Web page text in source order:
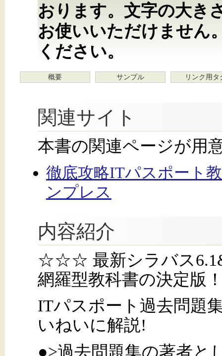
おります。文字の大き
お使いいただけません
ください。
概要 サンプル リンク用タ
関連サイト
本書の関連ページが用
徹底攻略ITパスポート
ンプレス
内容紹介
☆☆☆ 最新シラバス
網羅型教科書の決定
ITパスポート過去問題
いねいに解説!
●>過去問題集の著者と